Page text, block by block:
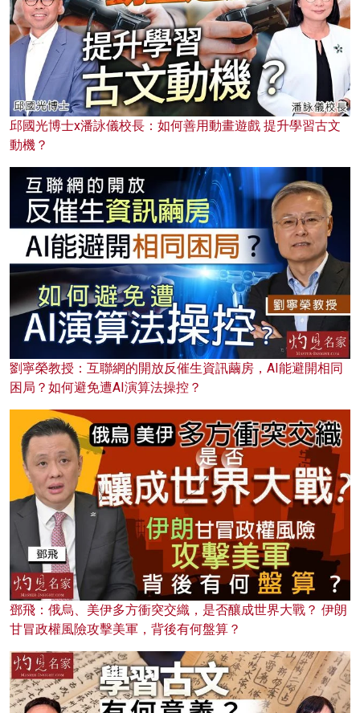
邱國光博士x潘詠儀校長：如何善用動畫遊戲 提升學習古文
動機？
劉寧榮教授：互聯網的開放反催生資訊繭房，AI能避開相同
困局？如何避免遭AI演算法操控？
鄧飛：俄烏、美伊多方衝突交織，是否釀成世界大戰？ 伊朗
甘冒政權風險攻擊美軍，背後有何盤算？